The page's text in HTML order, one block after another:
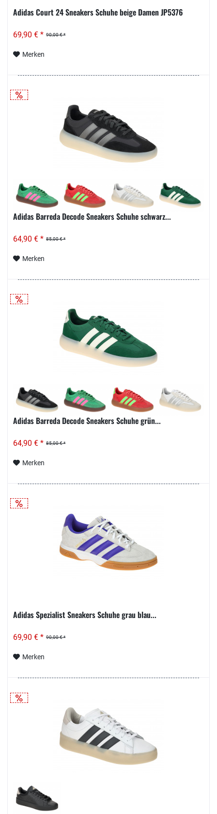
Adidas Court 24 Sneakers Schuhe beige Damen JP5376
90,00 € *
69,90 € *
Merken
Adidas Barreda Decode Sneakers Schuhe schwarz...
85,00 € *
64,90 € *
Merken
Adidas Barreda Decode Sneakers Schuhe grün...
85,00 € *
64,90 € *
Merken
Adidas Spezialist Sneakers Schuhe grau blau...
90,00 € *
69,90 € *
Merken